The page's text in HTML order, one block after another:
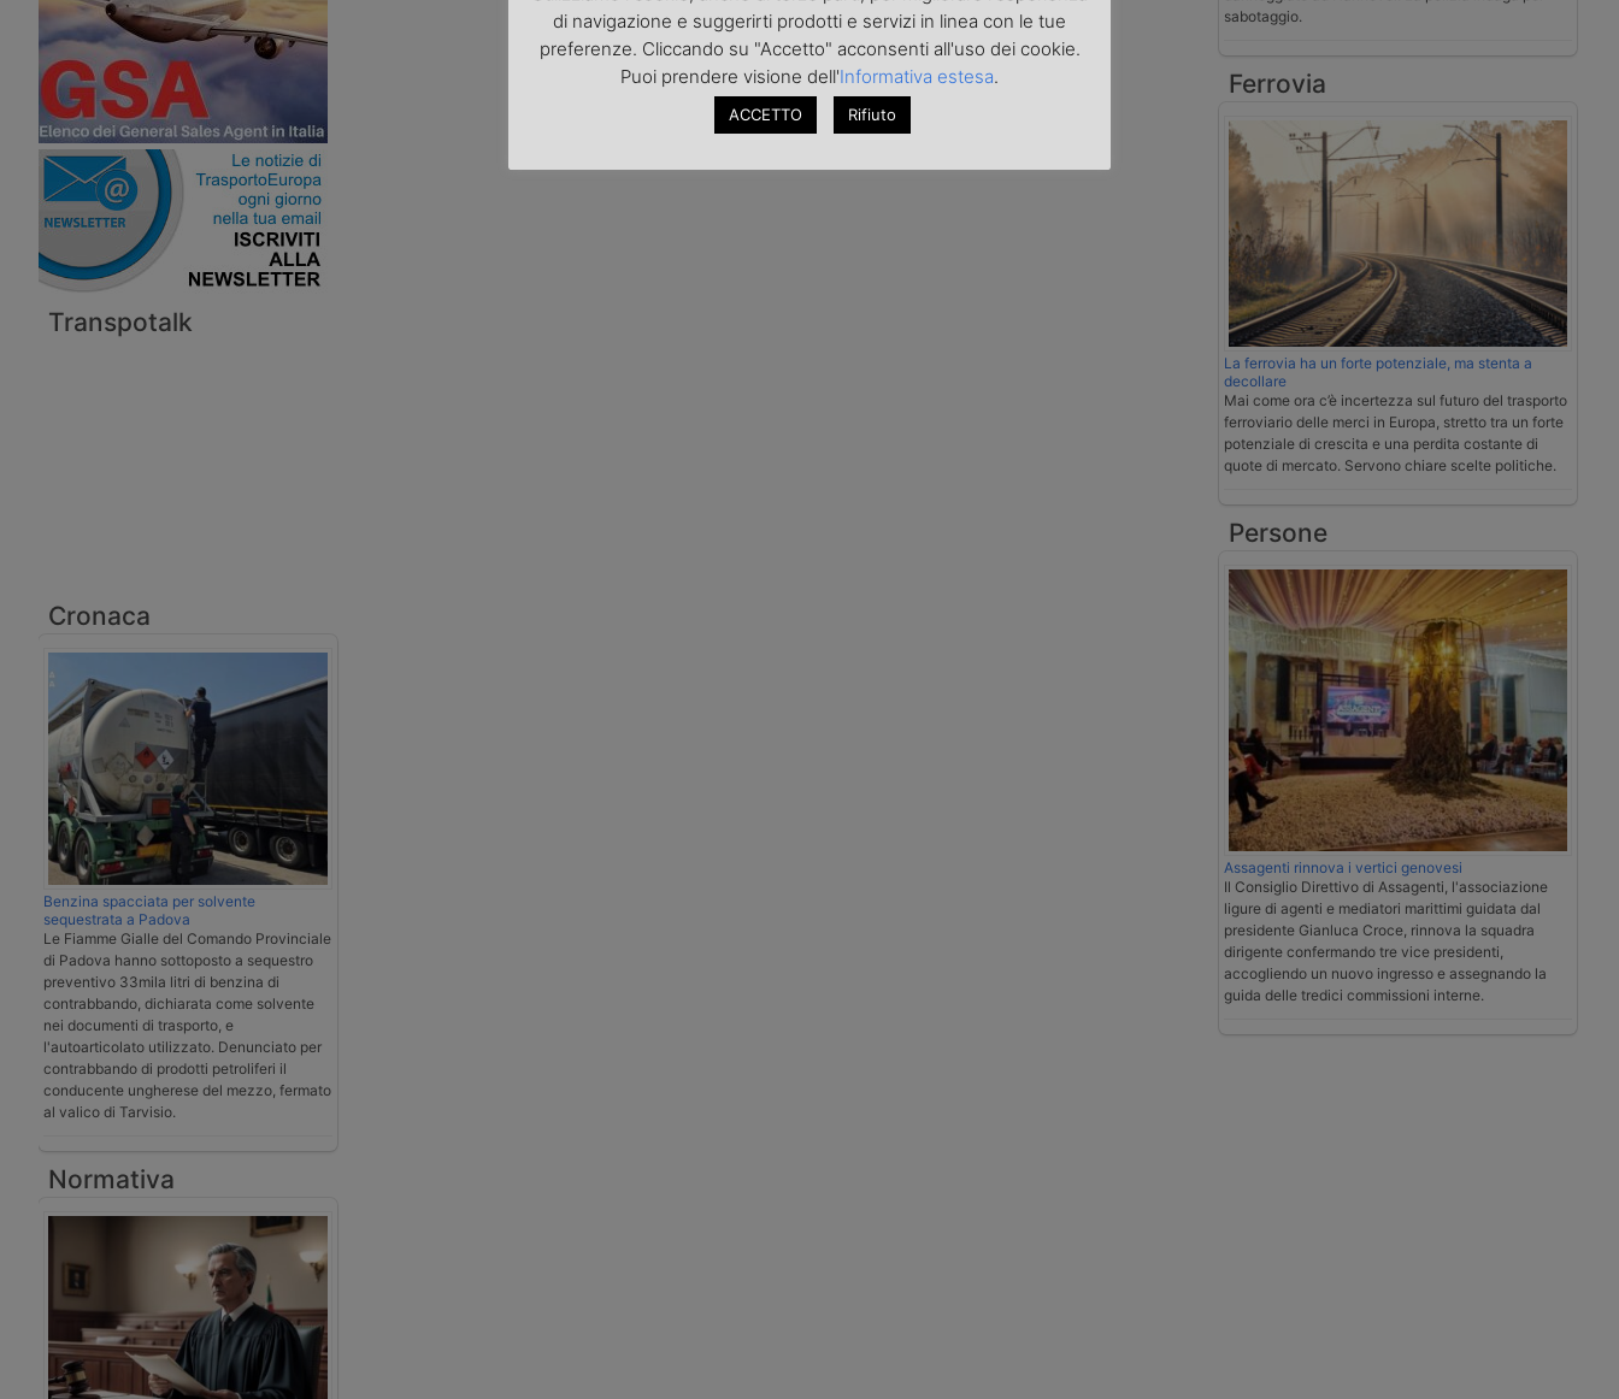
Transpotalk
Cronaca
Benzina spacciata per solvente
sequestrata a Padova
Le Fiamme Gialle del Comando Provinciale
di Padova hanno sottoposto a sequestro
preventivo 33mila litri di benzina di
contrabbando, dichiarata come solvente
nei documenti di trasporto, e
l'autoarticolato utilizzato. Denunciato per
contrabbando di prodotti petroliferi il
conducente ungherese del mezzo, fermato
al valico di Tarvisio.
Normativa
sabotaggio.
Ferrovia
La ferrovia ha un forte potenziale, ma stenta a
decollare
Mai come ora c’è incertezza sul futuro del trasporto
ferroviario delle merci in Europa, stretto tra un forte
potenziale di crescita e una perdita costante di
quote di mercato. Servono chiare scelte politiche.
Persone
Assagenti rinnova i vertici genovesi
Il Consiglio Direttivo di Assagenti, l'associazione
ligure di agenti e mediatori marittimi guidata dal
presidente Gianluca Croce, rinnova la squadra
dirigente confermando tre vice presidenti,
accogliendo un nuovo ingresso e assegnando la
guida delle tredici commissioni interne.
di navigazione e suggerirti prodotti e servizi in linea con le tue
preferenze. Cliccando su "Accetto" acconsenti all'uso dei cookie.
Puoi prendere visione dell'Informativa estesa.
ACCETTO Rifiuto